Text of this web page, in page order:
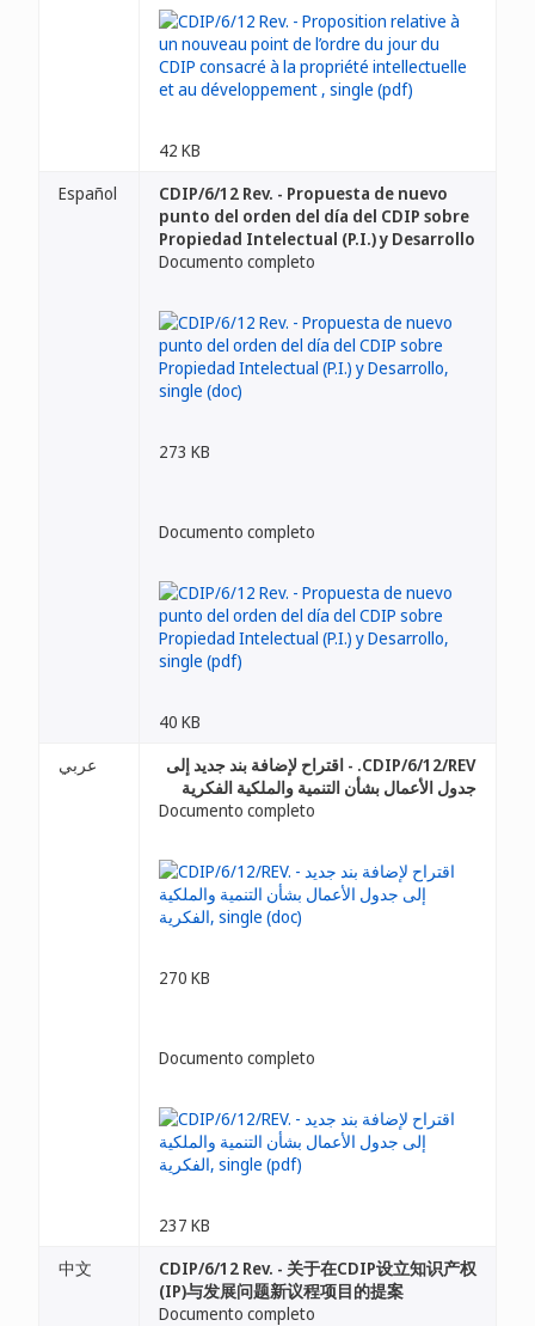
42 KB
Español
CDIP/6/12 Rev. - Propuesta de nuevo
punto del orden del día del CDIP sobre
Propiedad Intelectual (P.I.) y Desarrollo
Documento completo
273 KB
Documento completo
40 KB
عربي
CDIP/6/12/REV. - اقتراح لإضافة بند جديد إلى
جدول الأعمال بشأن التنمية والملكية الفكرية
Documento completo
270 KB
Documento completo
237 KB
中文
CDIP/6/12 Rev. - 关于在CDIP设立知识产权
(IP)与发展问题新议程项目的提案
Documento completo